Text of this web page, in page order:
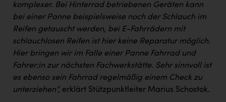
komplexer. Bei Hinterrad betriebenen Geräten kann
bei einer Panne beispielsweise noch der Schlauch im
Reifen getauscht werden, bei E-Fahrrädern mit
schlauchlosen Reifen ist hier keine Reparatur möglich.
Hier bringen wir im Falle einer Panne Fahrrad und
Fahrer:in zur nächsten Fachwerkstätte. Sehr sinnvoll ist
es ebenso sein Fahrrad regelmäßig einem Check zu
unterziehen“, erklärt Stützpunktleiter Marius Schostok.